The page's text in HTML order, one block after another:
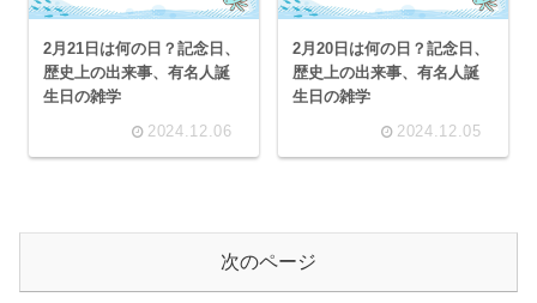
2月21日は何の日？記念日、
歴史上の出来事、有名人誕
生日の雑学
2024.12.06
2月20日は何の日？記念日、
歴史上の出来事、有名人誕
生日の雑学
2024.12.05
次のページ